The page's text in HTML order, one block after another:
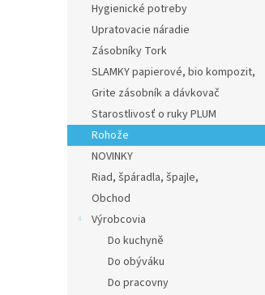
Hygienické potreby
Upratovacie náradie
Zásobníky Tork
SLAMKY papierové, bio kompozit,
Grite zásobník a dávkovač
Starostlivosť o ruky PLUM
Rohože
NOVINKY
Riad, špáradla, špajle,
Obchod
Výrobcovia
Do kuchyně
Do obýváku
Do pracovny